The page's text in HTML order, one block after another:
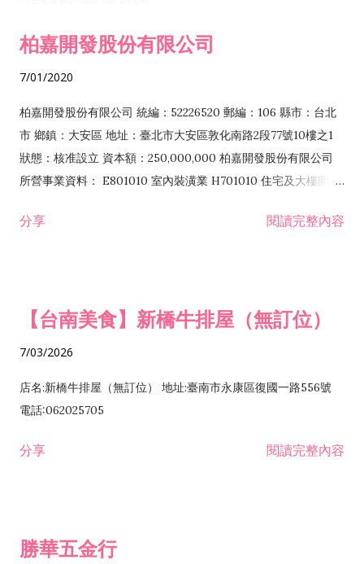
柏嘉開發股份有限公司
7/01/2020
柏嘉開發股份有限公司 統編：52226520 郵編：106 縣市：台北
市 鄉鎮：大安區 地址：臺北市大安區敦化南路2段77號10樓之1
狀態：核准設立 資本額：250,000,000 柏嘉開發股份有限公司
所營事業資料： E801010 室內裝潢業 H701010 住宅及大樓開發
發業 H703090 不動產買賣業 H703100 不動產租賃業 I503010
分享 閱讀完整內容
【台南美食】新橋牛排屋（無訂位）
7/03/2026
店名:新橋牛排屋（無訂位） 地址:臺南市永康區復國一路556號
電話:062025705
分享 閱讀完整內容
勝華五金行